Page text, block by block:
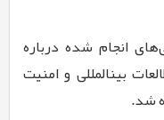
انجام شده درباره
بین­المللی و امنیت
شد.